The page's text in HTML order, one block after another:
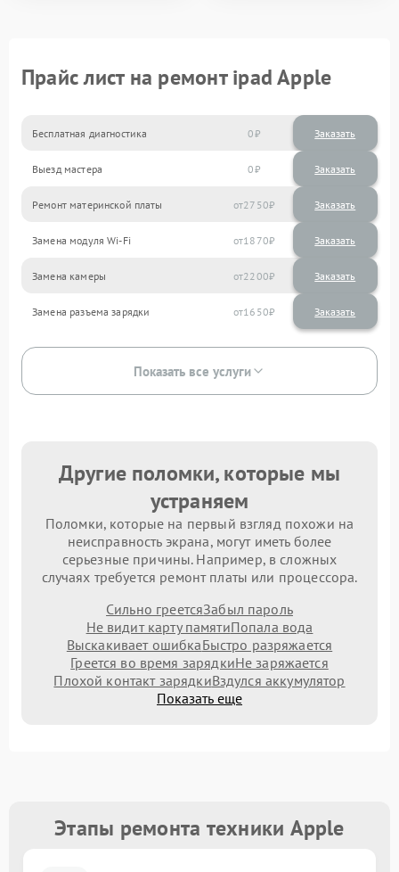
Прайс лист на ремонт ipad Apple
Бесплатная диагностика 0 Заказать
Выезд мастера 0 Заказать
Ремонт материнской платы 2750
Замена модуля Wi-Fi 1870
Замена камеры 2200
Замена разъема зарядки 1650
Показать все услуги
Другие поломки, которые мы
устраняем
Поломки, которые на первый взгляд похожи на
неисправность экрана, могут иметь более
серьезные причины. Например, в сложных
случаях требуется ремонт платы или процессора.
Сильно греетсяЗабыл пароль
Не видит карту памятиПопала вода
Выскакивает ошибкаБыстро разряжается
Греется во время зарядкиНе заряжается
Плохой контакт зарядкиВздулся аккумулятор
Показать еще
Этапы ремонта техники Apple